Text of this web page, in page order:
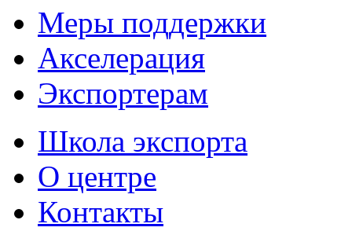
Меры поддержки
Акселерация
Экспортерам
Школа экспорта
О центре
Контакты